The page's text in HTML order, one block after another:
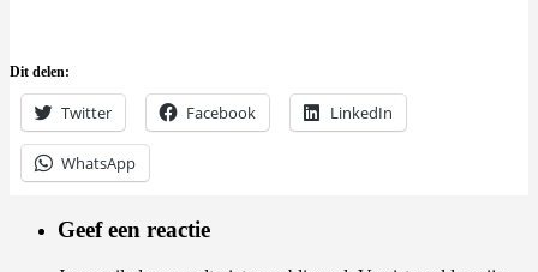
Dit delen:
Twitter Facebook LinkedIn
WhatsApp
Geef een reactie